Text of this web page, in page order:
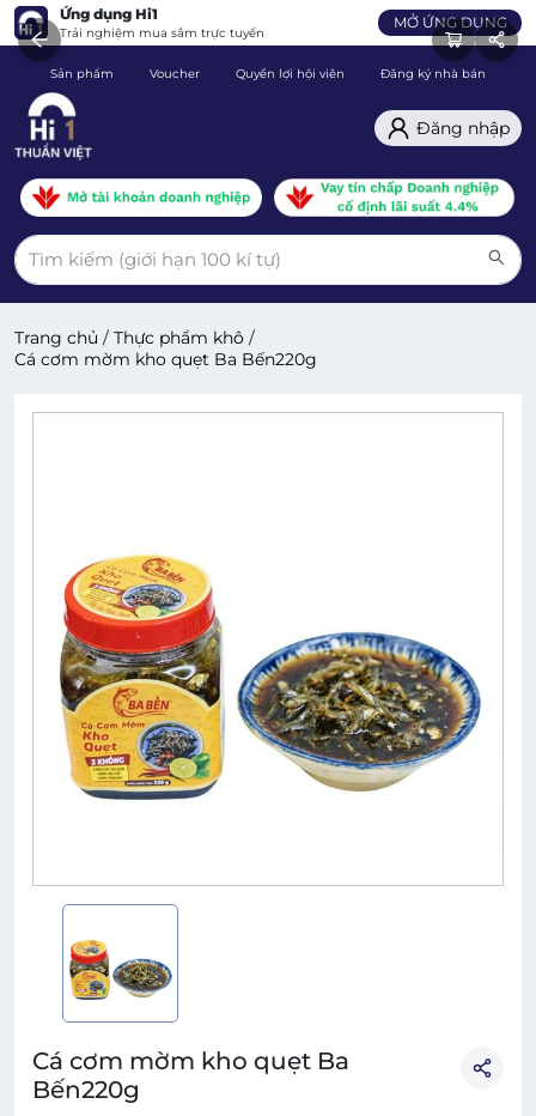
Ứng dụng Hi1
Trải nghiệm mua sắm trực tuyến
MỞ ỨNG DỤNG
Sản phẩm Voucher Quyền lợi hội viên Đăng ký nhà bán
Đăng nhập
Trang chủ / Thực phẩm khô /
Cá cơm mờm kho quẹt Ba Bến220g
Cá cơm mờm kho quẹt Ba
Bến220g